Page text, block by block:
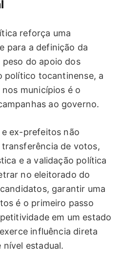
reforça uma
para a definição da
peso do apoio dos
político tocantinense, a
municípios é o
ao governo.
ex-prefeitos não
de votos,
e a validação política
no eleitorado do
garantir uma
é o primeiro passo
em um estado
influência direta
nível estadual.